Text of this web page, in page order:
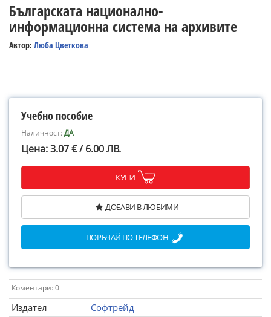
Българската национално-
информационна система на архивите
Автор: Люба Цветкова
Учебно пособие
Наличност:ДА
Цена: 3.07 € / 6.00 ЛВ.
КУПИ
ДОБАВИ В ЛЮБИМИ
ПОРЪЧАЙ ПО ТЕЛЕФОН
Коментари: 0
Издател
Софтрейд